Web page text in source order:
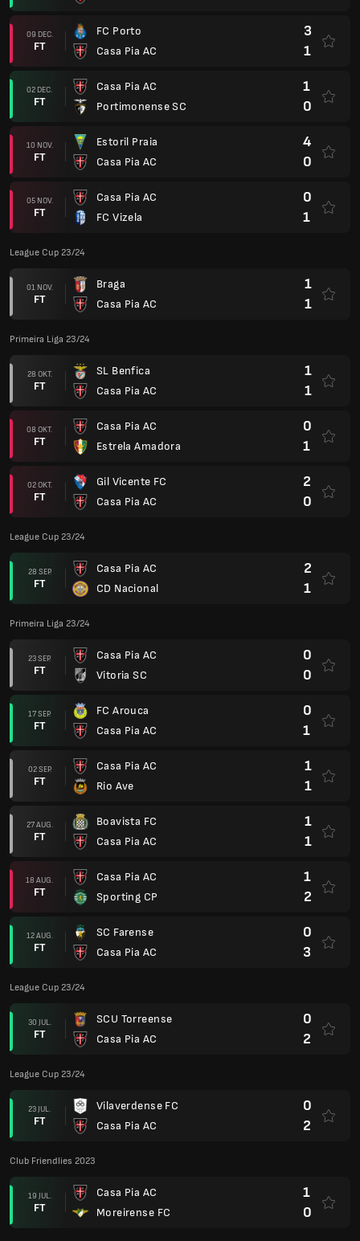
09 DEC.
FT
FC Porto
Casa Pia AC
3
1
02 DEC.
FT
Casa Pia AC
Portimonense SC
1
0
10 NOV.
FT
Estoril Praia
Casa Pia AC
4
0
05 NOV.
FT
Casa Pia AC
FC Vizela
0
1
League Cup 23/24
01 NOV.
FT
Braga
Casa Pia AC
1
1
Primeira Liga 23/24
28 OKT.
FT
SL Benfica
Casa Pia AC
1
1
08 OKT.
FT
Casa Pia AC
Estrela Amadora
0
1
02 OKT.
FT
Gil Vicente FC
Casa Pia AC
2
0
League Cup 23/24
28 SEP.
FT
Casa Pia AC
CD Nacional
2
1
Primeira Liga 23/24
23 SEP.
FT
Casa Pia AC
Vitoria SC
0
0
17 SEP.
FT
FC Arouca
Casa Pia AC
0
1
02 SEP.
FT
Casa Pia AC
Rio Ave
1
1
27 AUG.
FT
Boavista FC
Casa Pia AC
1
1
18 AUG.
FT
Casa Pia AC
Sporting CP
1
2
12 AUG.
FT
SC Farense
Casa Pia AC
0
3
League Cup 23/24
30 JUL.
FT
SCU Torreense
Casa Pia AC
0
2
League Cup 23/24
23 JUL.
FT
Vilaverdense FC
Casa Pia AC
0
2
Club Friendlies 2023
19 JUL.
FT
Casa Pia AC
Moreirense FC
1
0